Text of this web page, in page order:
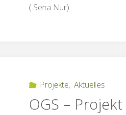
( Sena Nur)
Projekte, Aktuelles
OGS –